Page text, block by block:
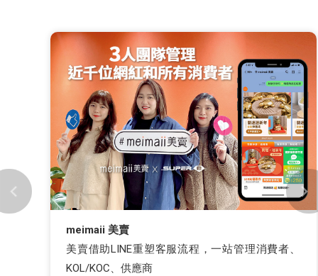
meimaii 美賣
美賣借助LINE重塑客服流程，一站管理消費者、
KOL/KOC、供應商